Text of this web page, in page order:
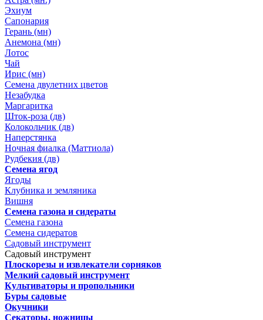
Эхиум
Сапонария
Герань (мн)
Анемона (мн)
Лотос
Чай
Ирис (мн)
Семена двулетних цветов
Незабудка
Маргаритка
Шток-роза (дв)
Колокольчик (дв)
Наперстянка
Ночная фиалка (Маттиола)
Рудбекия (дв)
Семена ягод
Ягоды
Клубника и земляника
Вишня
Семена газона и сидераты
Семена газона
Семена сидератов
Садовый инструмент
Садовый инструмент
Плоскорезы и извлекатели сорняков
Мелкий садовый инструмент
Культиваторы и пропольники
Буры садовые
Окучники
Секаторы, ножницы